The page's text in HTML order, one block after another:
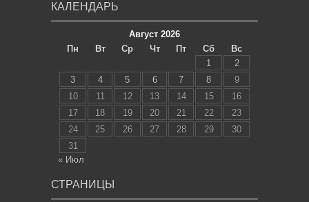
КАЛЕНДАРЬ
Август 2026
Пн
Вт Ср Чт Пт Сб
Вс
1
2
3
4 5 6 7 8
9
10
11 12 13 14 15
16
17
18 19 20 21 22
23
24
25 26 27 28 29
30
31
« Июл
СТРАНИЦЫ